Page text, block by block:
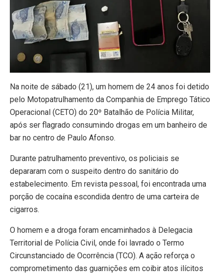
Na noite de sábado (21), um homem de 24 anos foi detido
pelo Motopatrulhamento da Companhia de Emprego Tático
Operacional (CETO) do 20º Batalhão de Polícia Militar,
após ser flagrado consumindo drogas em um banheiro de
bar no centro de Paulo Afonso.
Durante patrulhamento preventivo, os policiais se
depararam com o suspeito dentro do sanitário do
estabelecimento. Em revista pessoal, foi encontrada uma
porção de cocaína escondida dentro de uma carteira de
cigarros.
O homem e a droga foram encaminhados à Delegacia
Territorial de Polícia Civil, onde foi lavrado o Termo
Circunstanciado de Ocorrência (TCO). A ação reforça o
comprometimento das guarnições em coibir atos ilícitos